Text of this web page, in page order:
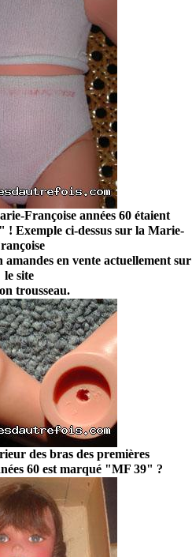
Françoise années 60 étaient
Exemple ci-dessus sur la Marie-
amandes en vente actuellement sur
le site
trousseau.
des bras des premières
60 est marqué "MF 39" ?